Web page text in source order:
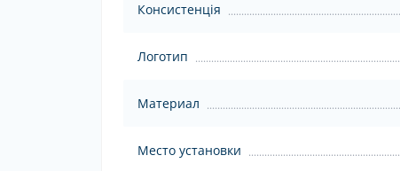
Консистенція
Логотип
Материал
Место установки